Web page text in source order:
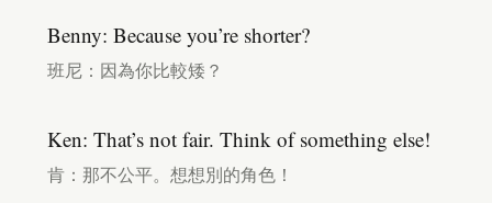
Benny: Because you’re shorter?
班尼：因為你比較矮？
Ken: That’s not fair. Think of something else!
肯：那不公平。想想別的角色！